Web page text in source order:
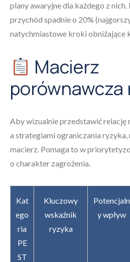
plany awaryjne dla każdego z nich.
przychód spadnie o 20%
natychmiastowe kroki obniżające
Macierz
porównawcza
Aby wizualnie przedstawić relację
a strategiami ograniczania ryzyka,
macierz. Pomaga to w
o charakter zagrożenia.
Kat
ego
ria
PE
ST
Kluczowy
wskaźnik
ryzyka
Potencjaln
y wpływ